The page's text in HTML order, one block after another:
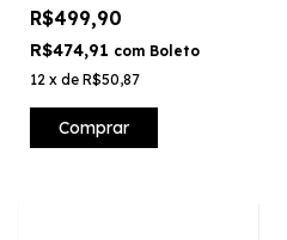
R$499,90
R$474,91 com Boleto
12 x de R$50,87
Comprar